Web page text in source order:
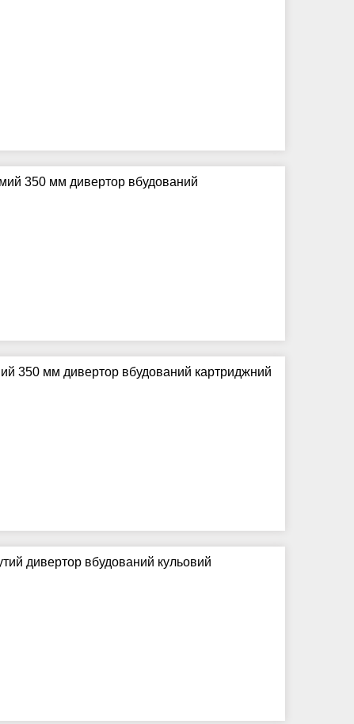
350 мм дивертор вбудований
350 мм дивертор вбудований картриджний
дивертор вбудований кульовий